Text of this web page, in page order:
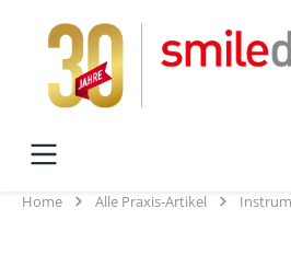
springen
Home Alle Praxis-Artikel